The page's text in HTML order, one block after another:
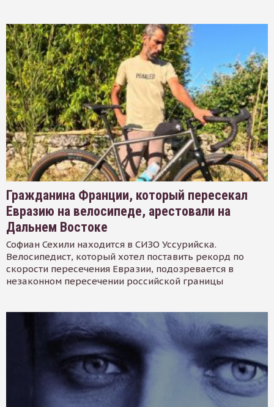
Гражданина Франции, который пересекал
Евразию на велосипеде, арестовали на
Дальнем Востоке
Софиан Сехили находится в СИЗО Уссурийска.
Велосипедист, который хотел поставить рекорд по
скорости пересечения Евразии, подозревается в
незаконном пересечении российской границы